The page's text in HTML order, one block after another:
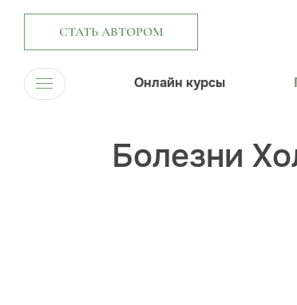
СТАТЬ АВТОРОМ
Онлайн курсы
Болезни